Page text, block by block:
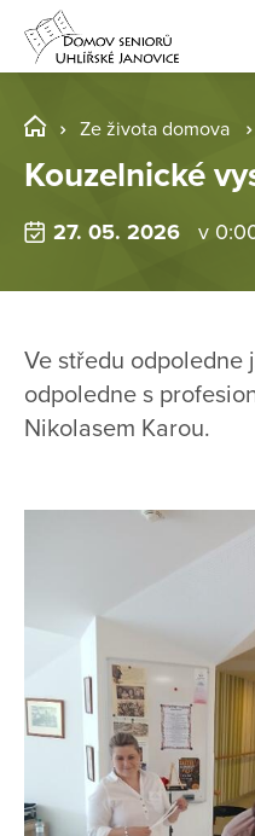
Ze života domova
Kouzelnické
27. 05. 2026 v
Ve středu odpoledne
odpoledne s
Nikolasem Karou.